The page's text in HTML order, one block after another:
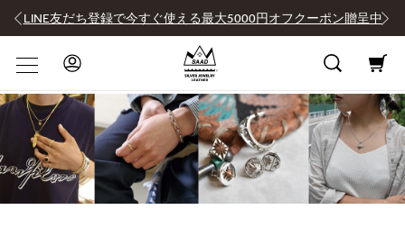
LINE友だち登録で今すぐ使える最大5000円オフクーポン贈呈中